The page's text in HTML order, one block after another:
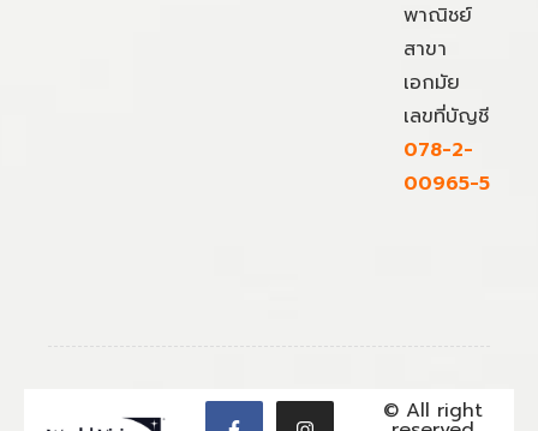
พาณิชย์
สาขา
เอกมัย
เลขที่บัญชี
078-2-
00965-5
© All right